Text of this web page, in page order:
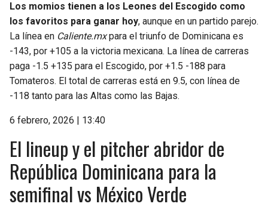
Los momios tienen a los Leones del Escogido como
los favoritos para ganar hoy, aunque en un partido parejo.
La línea en Caliente.mxpara el triunfo de Dominicana es
-143, por +105 a la victoria mexicana. La línea de carreras
paga -1.5 +135 para el Escogido, por +1.5 -188 para
Tomateros. El total de carreras está en 9.5, con línea de
-118 tanto para las Altas como las Bajas.
6 febrero, 2026 | 13:40
El lineup y el pitcher abridor de
República Dominicana para la
semifinal vs México Verde